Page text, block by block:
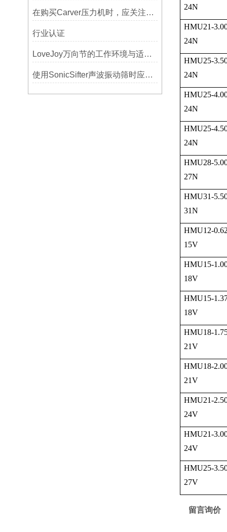
在购买Carver压力机时，应关注哪些性能指标？
行业认证
LoveJoy万向节的工作环境与适用范围
使用SonicSifter声波振动筛时应注意的几个方面
24N
HMU21-
24N
HMU25-
24N
HMU25-
24N
HMU25-
24N
HMU28-
27N
HMU31-
31N
HMU12-
15V
HMU15-
18V
HMU15-
18V
HMU18-
21V
HMU18-
21V
HMU21-
24V
HMU21-
24V
HMU25-
27V
留言询价